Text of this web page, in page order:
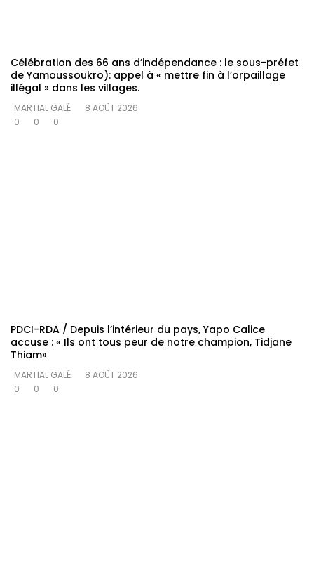
Célébration des 66 ans d’indépendance : le sous-préfet
de Yamoussoukro): appel à « mettre fin à l’orpaillage
illégal » dans les villages.
MARTIAL GALÉ
8 AOÛT 2026
0
0 0
PDCI-RDA / Depuis l’intérieur du pays, Yapo Calice
accuse : « Ils ont tous peur de notre champion, Tidjane
Thiam»
MARTIAL GALÉ
8 AOÛT 2026
0
0 0